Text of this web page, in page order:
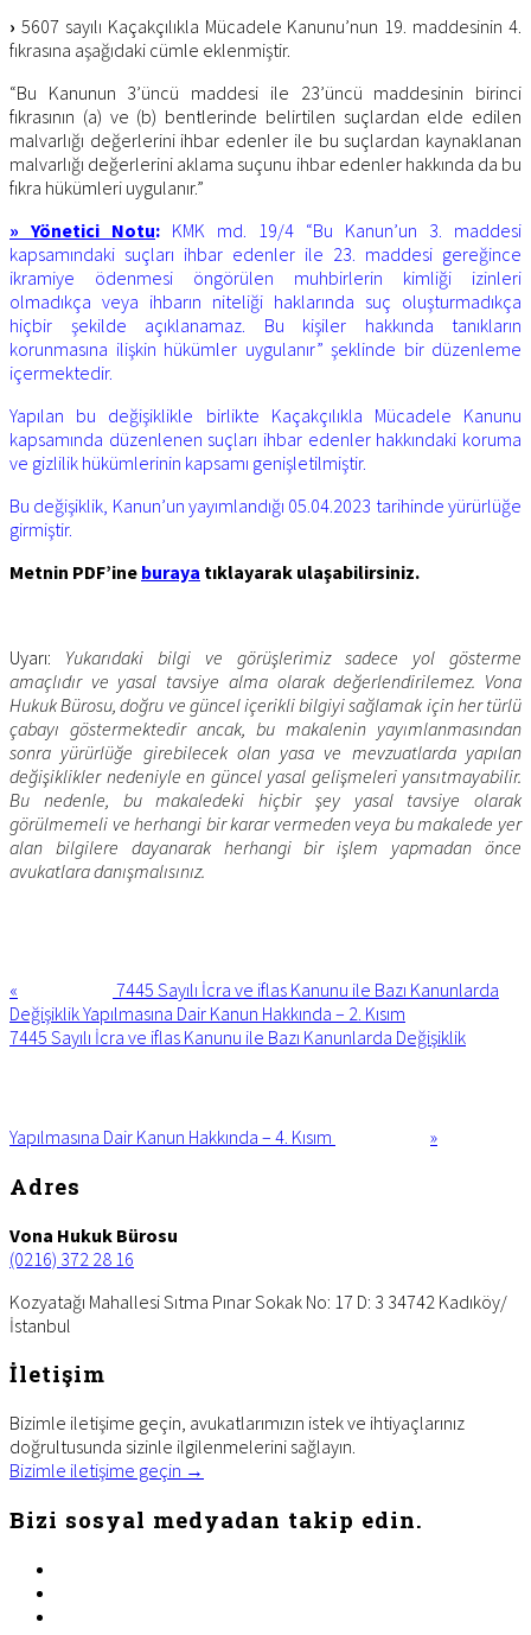
› 5607 sayılı Kaçakçılıkla Mücadele Kanunu’nun 19. maddesinin 4.
fıkrasına aşağıdaki cümle eklenmiştir.
“Bu Kanunun 3’üncü maddesi ile 23’üncü maddesinin birinci
fıkrasının (a) ve (b) bentlerinde belirtilen suçlardan elde edilen
malvarlığı değerlerini ihbar edenler ile bu suçlardan kaynaklanan
malvarlığı değerlerini aklama suçunu ihbar edenler hakkında da bu
fıkra hükümleri uygulanır.”
» Yönetici Notu: KMK md. 19/4 “Bu Kanun’un 3. maddesi
kapsamındaki suçları ihbar edenler ile 23. maddesi gereğince
ikramiye ödenmesi öngörülen muhbirlerin kimliği izinleri
olmadıkça veya ihbarın niteliği haklarında suç oluşturmadıkça
hiçbir şekilde açıklanamaz. Bu kişiler hakkında tanıkların
korunmasına ilişkin hükümler uygulanır” şeklinde bir düzenleme
içermektedir.
Yapılan bu değişiklikle birlikte Kaçakçılıkla Mücadele Kanunu
kapsamında düzenlenen suçları ihbar edenler hakkındaki koruma
ve gizlilik hükümlerinin kapsamı genişletilmiştir.
Bu değişiklik, Kanun’un yayımlandığı 05.04.2023 tarihinde yürürlüğe
girmiştir.
Metnin PDF’ine buraya tıklayarak ulaşabilirsiniz.
Uyarı: Yukarıdaki bilgi ve görüşlerimiz sadece yol gösterme
amaçlıdır ve yasal tavsiye alma olarak değerlendirilemez. Vona
Hukuk Bürosu, doğru ve güncel içerikli bilgiyi sağlamak için her türlü
çabayı göstermektedir ancak, bu makalenin yayımlanmasından
sonra yürürlüğe girebilecek olan yasa ve mevzuatlarda yapılan
değişiklikler nedeniyle en güncel yasal gelişmeleri yansıtmayabilir.
Bu nedenle, bu makaledeki hiçbir şey yasal tavsiye olarak
görülmemeli ve herhangi bir karar vermeden veya bu makalede yer
alan bilgilere dayanarak herhangi bir işlem yapmadan önce
avukatlara danışmalısınız.
«
7445 Sayılı İcra ve iflas Kanunu ile Bazı Kanunlarda
Değişiklik Yapılmasına Dair Kanun Hakkında – 2. Kısım
Next
7445 Sayılı İcra ve iflas Kanunu ile Bazı Kanunlarda Değişiklik
Yapılmasına Dair Kanun Hakkında – 4. Kısım »
Footer
Adres
Vona Hukuk Bürosu
(0216) 372 28 16
Kozyatağı Mahallesi Sıtma Pınar Sokak No: 17 D: 3 34742 Kadıköy/
İstanbul
İletişim
Bizimle iletişime geçin, avukatlarımızın istek ve ihtiyaçlarınız
doğrultusunda sizinle ilgilenmelerini sağlayın.
Bizimle iletişime geçin →
Bizi sosyal medyadan takip edin.